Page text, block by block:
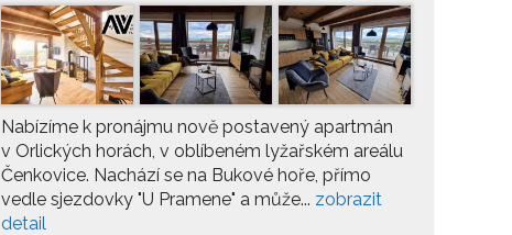
Nabízíme k pronájmu nově postavený apartmán
v Orlických horách, v oblíbeném lyžařském areálu
Čenkovice. Nachází se na Bukové hoře, přímo
vedle sjezdovky "U Pramene" a může... zobrazit
detail